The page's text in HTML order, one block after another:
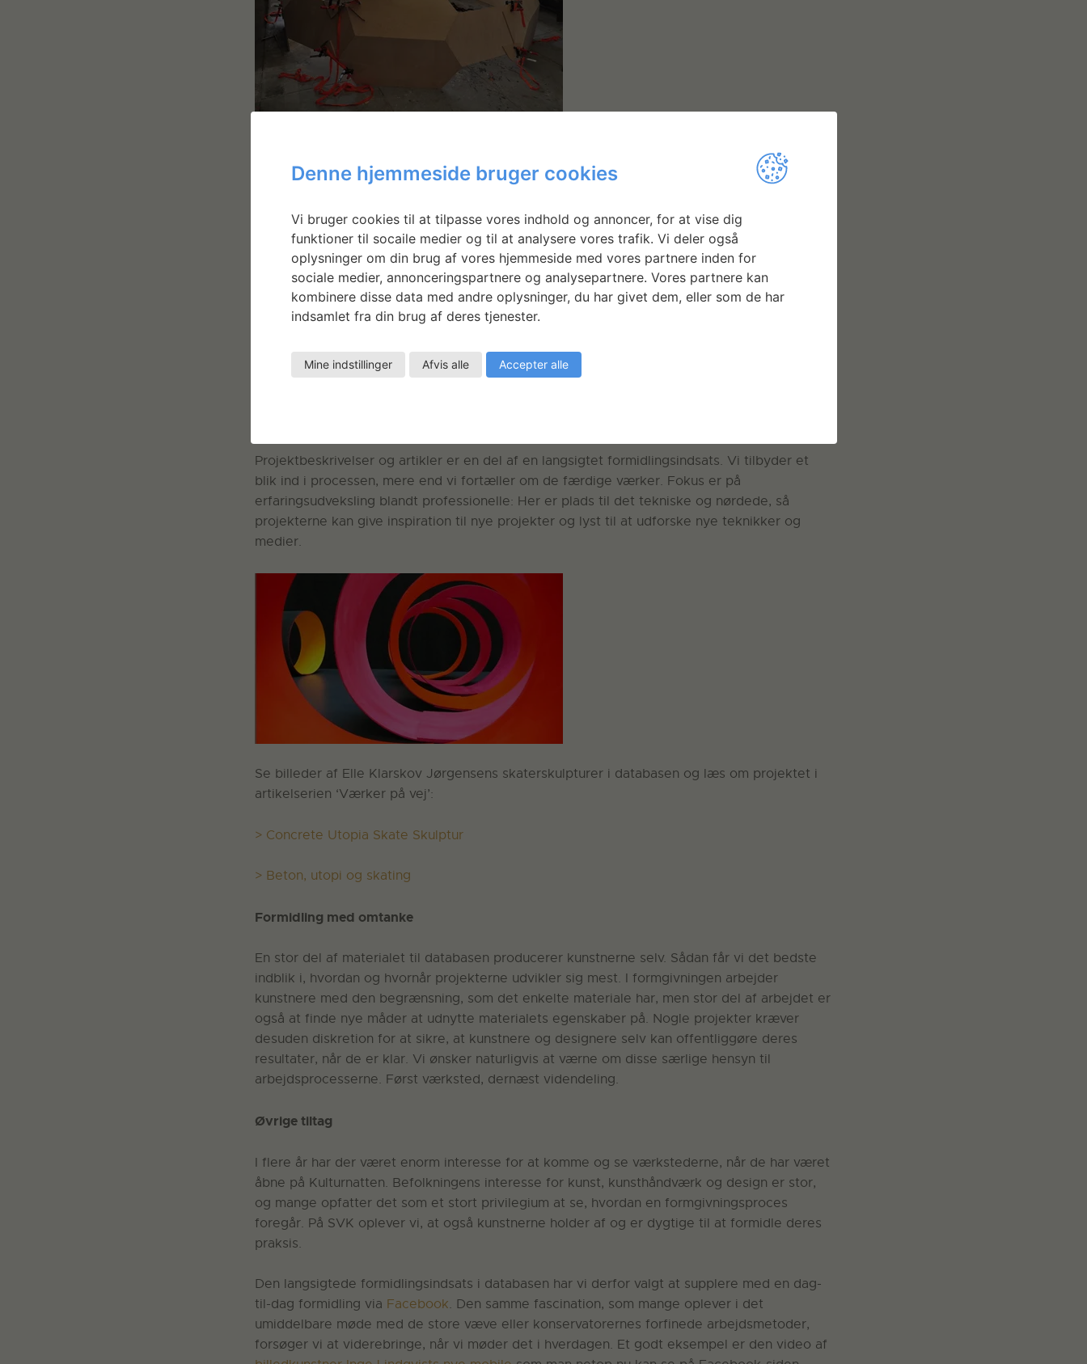
Læs mere om Anne Rommes projekt i databasen:
Projektbeskrivelser og artikler er en del af en langsigtet formidlingsindsats. Vi tilbyder et
blik ind i processen, mere end vi fortæller om de færdige værker. Fokus er på
erfaringsudveksling blandt professionelle: Her er plads til det tekniske og nørdede, så
projekterne kan give inspiration til nye projekter og lyst til at udforske nye teknikker og
medier.
Se billeder af Elle Klarskov Jørgensens skaterskulpturer i databasen og læs om projektet i
artikelserien ‘Værker på vej’:
> Concrete Utopia Skate Skulptur
> Beton, utopi og skating
Formidling med omtanke
En stor del af materialet til databasen producerer kunstnerne selv. Sådan får vi det bedste
indblik i, hvordan og hvornår projekterne udvikler sig mest. I formgivningen arbejder
kunstnere med den begrænsning, som det enkelte materiale har, men stor del af arbejdet er
også at finde nye måder at udnytte materialets egenskaber på. Nogle projekter kræver
desuden diskretion for at sikre, at kunstnere og designere selv kan offentliggøre deres
resultater, når de er klar. Vi ønsker naturligvis at værne om disse særlige hensyn til
arbejdsprocesserne. Først værksted, dernæst videndeling.
Øvrige tiltag
I flere år har der været enorm interesse for at komme og se værkstederne, når de har været
åbne på Kulturnatten. Befolkningens interesse for kunst, kunsthåndværk og design er stor,
og mange opfatter det som et stort privilegium at se, hvordan en formgivningsproces
foregår. På SVK oplever vi, at også kunstnerne holder af og er dygtige til at formidle deres
praksis.
Den langsigtede formidlingsindsats i databasen har vi derfor valgt at supplere med en dag-
til-dag formidling via Facebook. Den samme fascination, som mange oplever i det
umiddelbare møde med de store væve eller konservatorernes forfinede arbejdsmetoder,
forsøger vi at viderebringe, når vi møder det i hverdagen. Et godt eksempel er den video af
Denne hjemmeside bruger cookies
Vi bruger cookies til at tilpasse vores indhold og annoncer, for at vise dig
funktioner til socaile medier og til at analysere vores trafik. Vi deler også
oplysninger om din brug af vores hjemmeside med vores partnere inden for
sociale medier, annonceringspartnere og analysepartnere. Vores partnere kan
kombinere disse data med andre oplysninger, du har givet dem, eller som de har
indsamlet fra din brug af deres tjenester.
Mine indstillinger Afvis alle Accepter alle